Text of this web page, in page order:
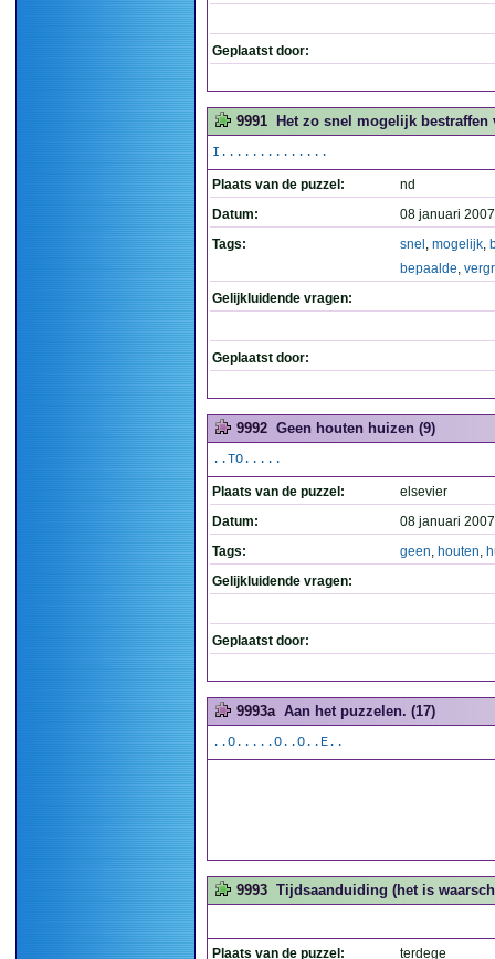
Geplaatst door:
9991 Het zo snel mogelijk bestraffen
I..............
Plaats van de puzzel:
nd
Datum:
08 januari
Tags:
snel , mogelijk,
bepaalde,
Gelijkluidende vragen:
Geplaatst door:
9992 Geen houten huizen (9)
..TO.....
Plaats van de puzzel:
elsevier
Datum:
08 januari
Tags:
geen, houten,
Gelijkluidende vragen:
Geplaatst door:
9993a Aan het puzzelen. (17)
..O.....O..O..E..
9993 Tijdsaanduiding (het is
Plaats van de puzzel: terdege